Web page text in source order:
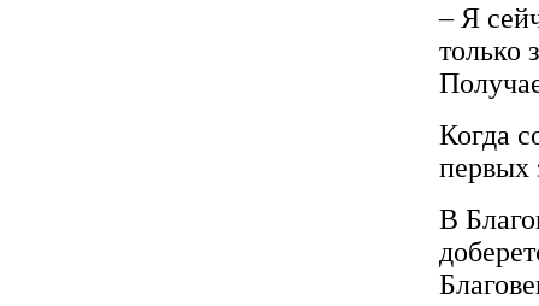
– Я
только
Когда
первых
В